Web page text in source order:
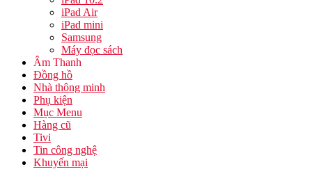
iPad Air
iPad mini
Samsung
Máy đọc sách
Âm Thanh
Đồng hồ
Nhà thông minh
Phụ kiện
Mục Menu
Hàng cũ
Tivi
Tin công nghệ
Khuyến mại